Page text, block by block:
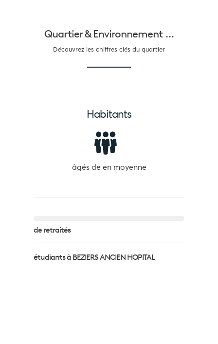
Quartier &Environnement ...
Découvrez les chiffres clés du quartier
Habitants
âgés de en moyenne
de retraités
étudiants à BEZIERS ANCIEN HOPITAL